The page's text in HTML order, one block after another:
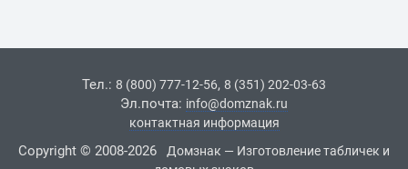
Тел.: 8 (800) 777-12-56, 8 (351) 202-03-63
Эл.почта: info@domznak.ru
контактная информация
Copyright © 2008-2026
Домзнак — Изготовление табличек и